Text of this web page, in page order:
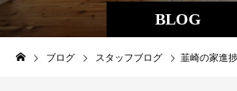
BLOG
ブログ スタッフブログ 韮崎の家進捗